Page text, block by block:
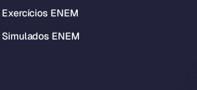
Exercícios ENEM
Simulados ENEM